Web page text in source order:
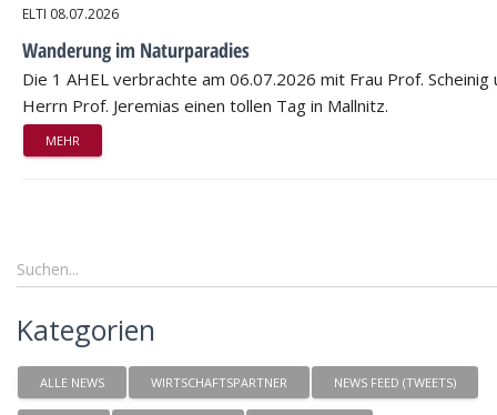
ELTI 08.07.2026
Wanderung im Naturparadies
Die 1 AHEL verbrachte am 06.07.2026 mit Frau Prof. Scheinig
Herrn Prof. Jeremias einen tollen Tag in Mallnitz.
MEHR
Kategorien
ALLE NEWS WIRTSCHAFTSPARTNER NEWS FEED (TWEETS)